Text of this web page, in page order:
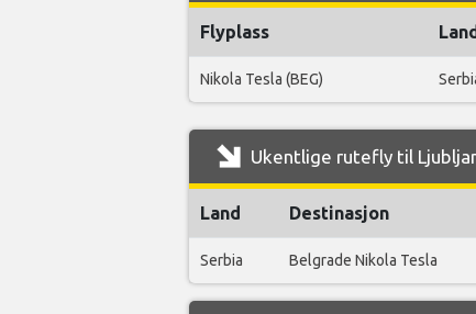
Flyplass Land
Nikola Tesla (BEG)
Ukentlige rutefly til
Land Destinasjon
Serbia Belgrade Nikola Tesla